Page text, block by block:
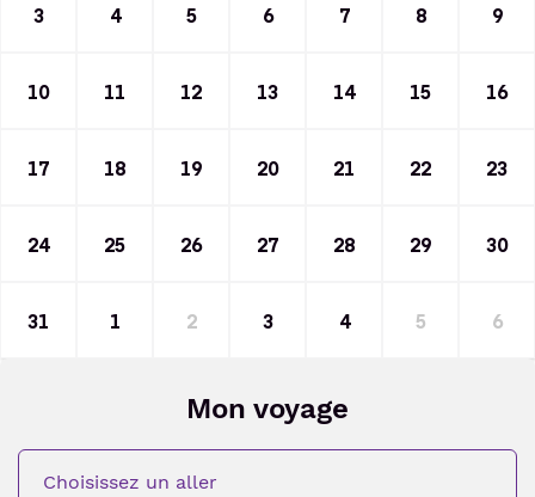
3 4 5 6 7 8 9
10 11 12 13 14 15 16
17 18 19 20 21 22 23
24 25 26 27 28 29 30
31 1 2 3 4 5 6
Mon voyage
Choisissez un aller